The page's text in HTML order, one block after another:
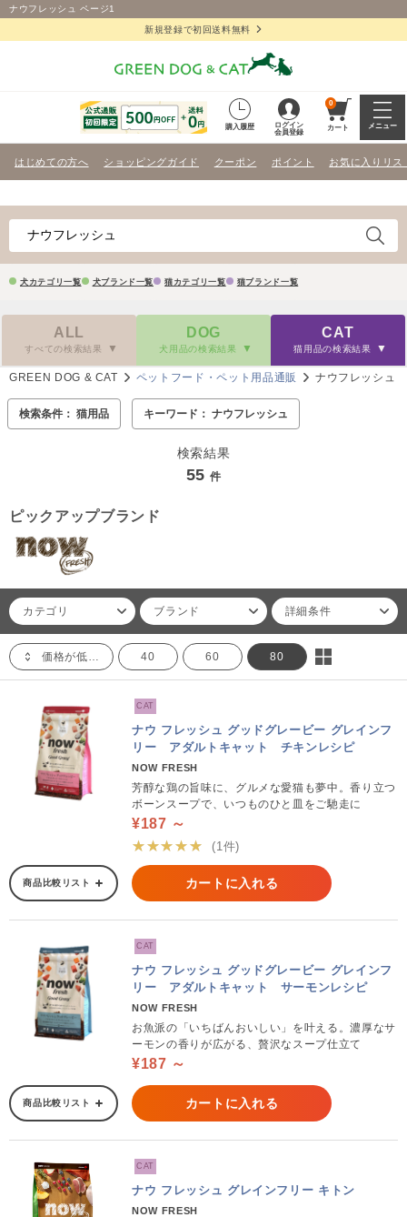
ナウフレッシュ ページ1
新規登録で初回送料無料
購入履歴
ログイン
会員登録
0
カート メニュー
はじめての方へ ショッピングガイド クーポン ポイント お気に入りリス
犬カテゴリ一覧 犬ブランド一覧 猫カテゴリ一覧 猫ブランド一覧
ALL
すべての検索結果
DOG
犬用品の検索結果
CAT
猫用品の検索結果
GREEN DOG & CAT ペットフード・ペット用品通販 ナウフレッシュ
検索条件： 猫用品 キーワード： ナウフレッシュ
検索結果
55 件
ピックアップブランド
カテゴリ ブランド 詳細条件
価格が低い順 40 60 80
CAT
ナウ フレッシュ グッドグレービー グレインフ
リー アダルトキャット チキンレシピ
NOW FRESH
芳醇な鶏の旨味に、グルメな愛猫も夢中。香り立つ
ボーンスープで、いつものひと皿をご馳走に
¥187 ～
★★★★★
(1件)
商品比較リスト カートに入れる
CAT
ナウ フレッシュ グッドグレービー グレインフ
リー アダルトキャット サーモンレシピ
NOW FRESH
お魚派の「いちばんおいしい」を叶える。濃厚なサ
ーモンの香りが広がる、贅沢なスープ仕立て
¥187 ～
商品比較リスト カートに入れる
CAT
ナウ フレッシュ グレインフリー キトン
NOW FRESH